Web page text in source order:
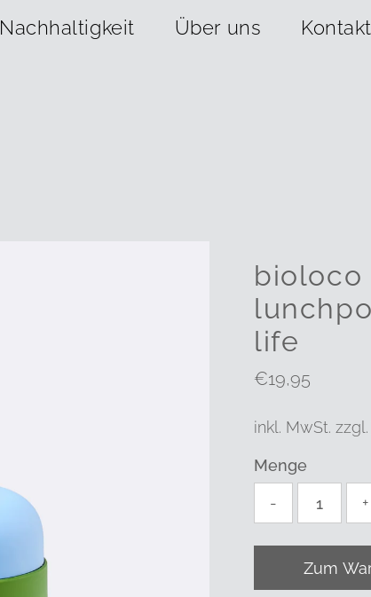
Nachhaltigkeit Über uns Kontakt
bioloco
life
Regulärer
€19,95
inkl. MwSt. zzgl.
Menge
-
+